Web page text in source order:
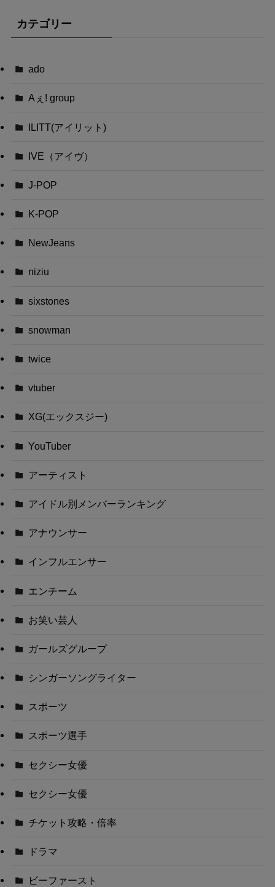
カテゴリー
ado
Aぇ! group
ILITT(アイリット)
IVE（アイヴ）
J-POP
K-POP
NewJeans
niziu
sixstones
snowman
twice
vtuber
XG(エックスジー)
YouTuber
アーティスト
アイドル別メンバーランキング
アナウンサー
インフルエンサー
エンチーム
お笑い芸人
ガールズグループ
シンガーソングライター
スポーツ
スポーツ選手
セクシー女優
セクシー女優
チケット攻略・倍率
ドラマ
ビーファースト